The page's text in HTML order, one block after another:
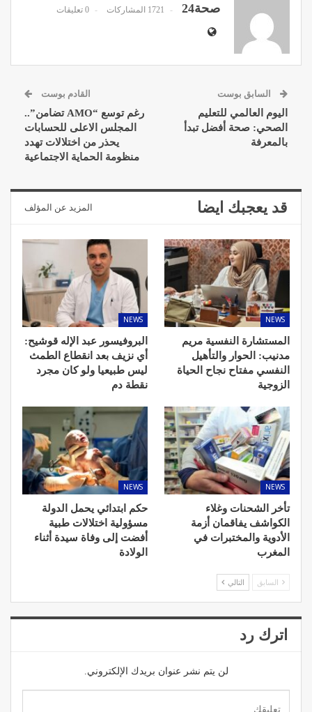
صحة24 1721 المشاركات 0 تعليقات
السابق بوست
اليوم العالمي للتعليم
الصحي: صحة أفضل تبدأ
بالمعرفة
القادم بوست
رغم توسع “AMO تضامن”..
المجلس الاعلى للحسابات
يحذر من اختلالات تهدد
منظومة الحماية الاجتماعية
قد يعجبك ايضا المزيد عن المؤلف
NEWS
المستشارة النفسية مريم
مدنيب: الحوار والتأهيل
النفسي مفتاح نجاح الحياة
الزوجية
NEWS
البروفيسور عبد الإله قوشيح:
أي نزيف بعد انقطاع الطمث
ليس طبيعيا ولو كان مجرد
نقطة دم
NEWS
تأخر الشحنات وغلاء
الكواشف يفاقمان أزمة
الأدوية والمختبرات في
المغرب
NEWS
حكم ابتدائي يحمل الدولة
مسؤولية اختلالات طبية
أفضت إلى وفاة سيدة أثناء
الولادة
السابق التالي
اترك رد
لن يتم نشر عنوان بريدك الإلكتروني.